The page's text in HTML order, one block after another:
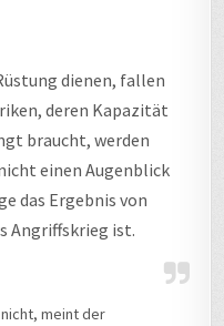
dienen, fallen
deren Kapazität
braucht, werden
einen Augenblick
das Ergebnis von
Angriffskrieg ist.
meint der